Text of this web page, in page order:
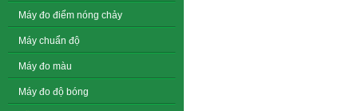
Máy đo điểm nóng chảy
Máy chuẩn độ
Máy đo màu
Máy đo độ bóng